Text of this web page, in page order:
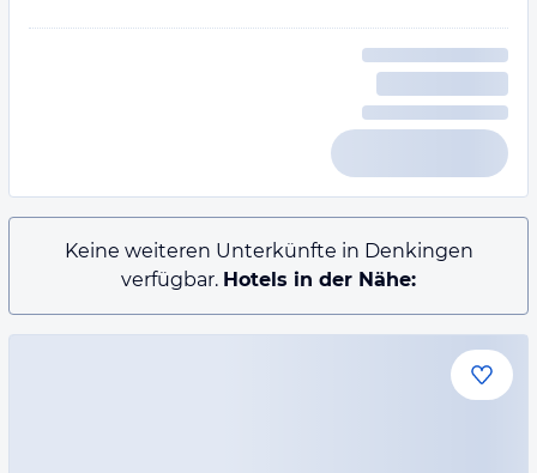
Keine weiteren Unterkünfte in Denkingen
verfügbar. Hotels in der Nähe: